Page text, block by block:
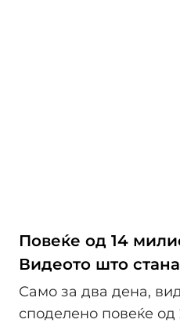
Повеќе од 14
Видеото што
Само за два дена,
споделено повеќе